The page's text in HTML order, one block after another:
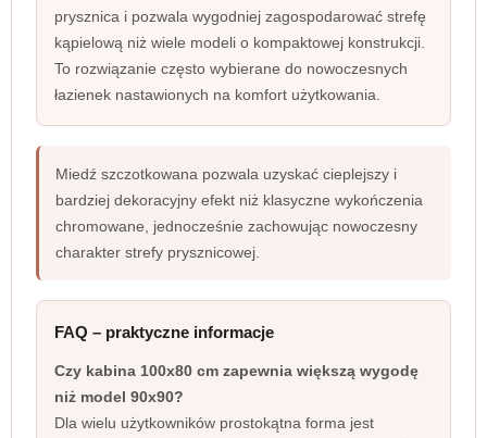
prysznica i pozwala wygodniej zagospodarować strefę
kąpielową niż wiele modeli o kompaktowej konstrukcji.
To rozwiązanie często wybierane do nowoczesnych
łazienek nastawionych na komfort użytkowania.
Miedź szczotkowana pozwala uzyskać cieplejszy i
bardziej dekoracyjny efekt niż klasyczne wykończenia
chromowane, jednocześnie zachowując nowoczesny
charakter strefy prysznicowej.
FAQ – praktyczne informacje
Czy kabina 100x80 cm zapewnia większą wygodę
niż model 90x90?
Dla wielu użytkowników prostokątna forma jest